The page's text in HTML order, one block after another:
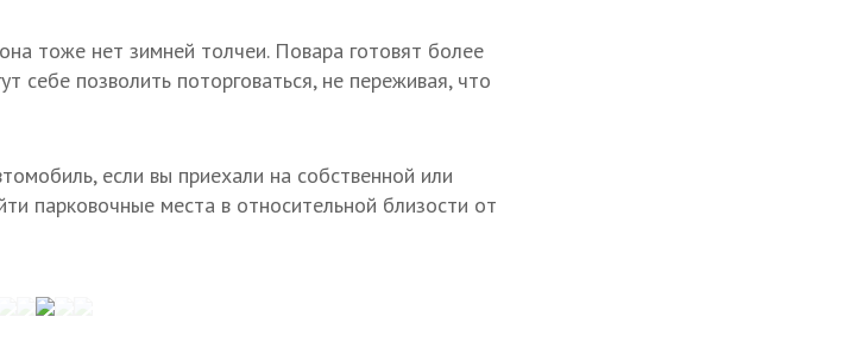
тоже нет зимней толчеи. Повара готовят более
себе позволить поторговаться, не переживая, что
если вы приехали на собственной или
парковочные места в относительной близости от